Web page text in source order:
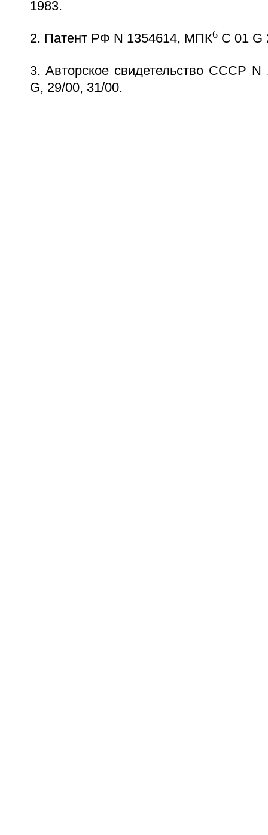
1983.
2. Патент РФ N 1354614, МПК6C 01 G
3. Авторское свидетельство СССР
G, 29/00, 31/00.